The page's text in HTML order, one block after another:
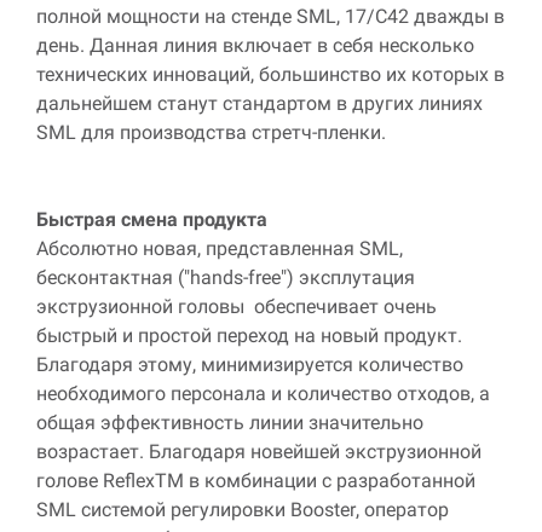
полной мощности на стенде SML, 17/C42 дважды в
день. Данная линия включает в себя несколько
технических инноваций, большинство их которых в
дальнейшем станут стандартом в других линиях
SML для производства стретч-пленки.
Быстрая смена продукта
Абсолютно новая, представленная SML,
бесконтактная ("hands-free") эксплутация
экструзионной головы обеспечивает очень
быстрый и простой переход на новый продукт.
Благодаря этому, минимизируется количество
необходимого персонала и количество отходов, а
общая эффективность линии значительно
возрастает. Благодаря новейшей экструзионной
голове ReflexTM в комбинации с разработанной
SML системой регулировки Booster, оператор